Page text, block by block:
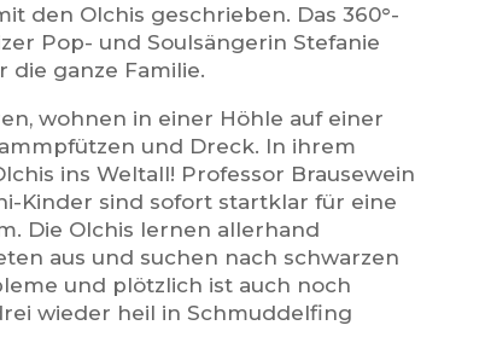
den Olchis geschrieben. Das 360°-
Pop- und Soulsängerin Stefanie
die ganze Familie.
wohnen in einer Höhle auf einer
und Dreck. In ihrem
ins Weltall! Professor Brausewein
Kinder sind sofort startklar für eine
Die Olchis lernen allerhand
aus und suchen nach schwarzen
und plötzlich ist auch noch
wieder heil in Schmuddelfing